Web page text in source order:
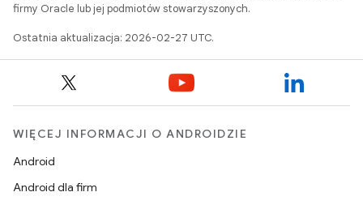
firmy Oracle lub jej podmiotów stowarzyszonych.
Ostatnia aktualizacja: 2026-02-27 UTC.
WIĘCEJ INFORMACJI O ANDROIDZIE
Android
Android dla firm